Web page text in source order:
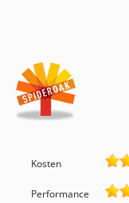
Kosten
Performance